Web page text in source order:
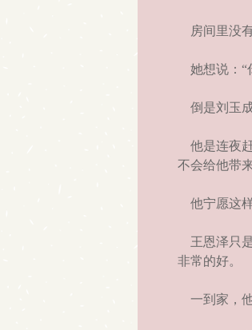
房间里没有
她想说：“
倒是刘玉
他是连夜
不会给他带
他宁愿这样
王恩泽只
非常的好。
一到家，他